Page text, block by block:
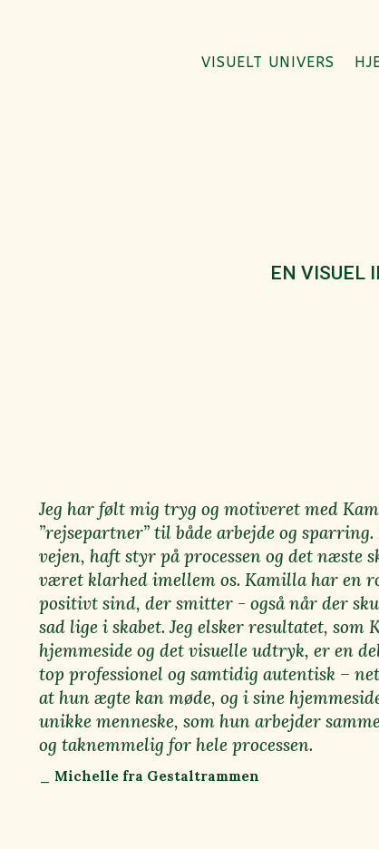
VISUELT UNIVERS
EN VISUEL
Jeg har følt mig tryg og motiveret med
”rejsepartner” til både arbejde og
vejen, haft styr på processen og det næste
været klarhed imellem os. Kamilla har en
positivt sind, der smitter - også når der
sad lige i skabet. Jeg elsker resultatet, som
hjemmeside og det visuelle udtryk, er en
top professionel og samtidig autentisk –
at hun ægte kan møde, og i sine
unikke menneske, som hun arbejder
og taknemmelig for hele processen.
_ Michelle fra Gestaltrammen